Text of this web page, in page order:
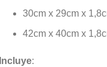
30cm x 29cm x
42cm x 40cm x
Incluye: